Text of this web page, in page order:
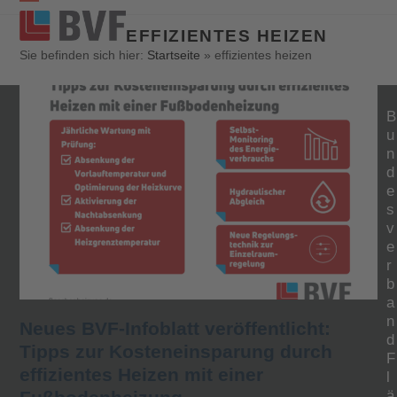
Open
mobile
Close
mobile
EFFIZIENTES HEIZEN
Sie befinden sich hier: Startseite » effizientes heizen
B
u
n
d
e
s
v
e
r
b
a
n
d
F
l